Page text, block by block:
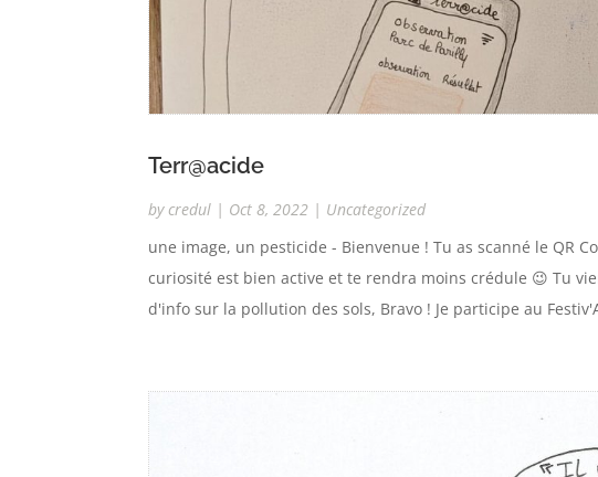
Terr@acide
by credul | Oct 8, 2022 | Uncategorized
une image, un pesticide - Bienvenue ! Tu as scanné le QR
curiosité est bien active et te rendra moins crédule 😉 Tu
d'info sur la pollution des sols, Bravo ! Je participe au